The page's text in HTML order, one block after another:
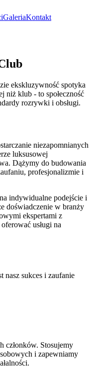
GaleriaKontakt
ekskluzywność spotyka
niż klub - to społeczność
rozrywki i obsługi.
niezapomnianych
luksusowej
Dążymy do budowania
profesjonalizmie i
indywidualne podejście i
doświadczenie w branży
ekspertami z
usługi na
nasz sukces i zaufanie
członków. Stosujemy
i zapewniamy